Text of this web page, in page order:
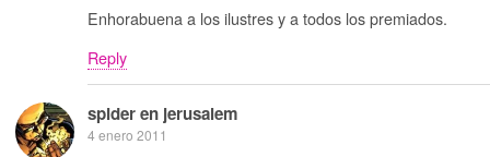
Enhorabuena a los ilustres y a todos los premiados.
Reply
spider en jerusalem
4 enero 2011